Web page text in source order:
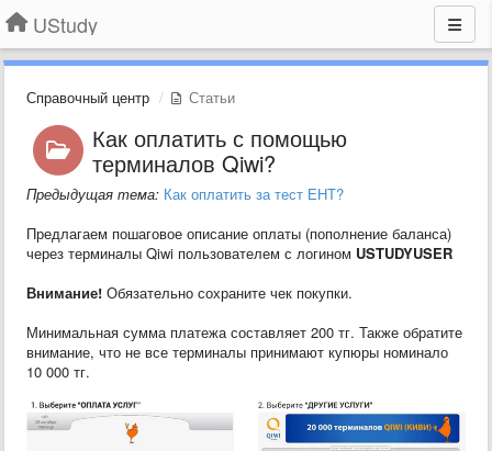
UStudy
Справочный центр Статьи
​Как оплатить с помощью
терминалов Qiwi?
Предыдущая тема: Как оплатить за тест ЕНТ?
Предлагаем пошаговое описание оплаты (пополнение баланса)
через терминалы Qiwi пользователем с логином USTUDYUSER
Внимание! Обязательно сохраните чек покупки.
Минимальная сумма платежа составляет 200 тг. Также обратите
внимание, что не все терминалы принимают купюры номинало
10 000 тг.